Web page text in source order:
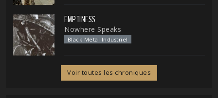
EMPTINESS
Nowhere Speaks
Black Metal Industriel
Voir toutes les chroniques